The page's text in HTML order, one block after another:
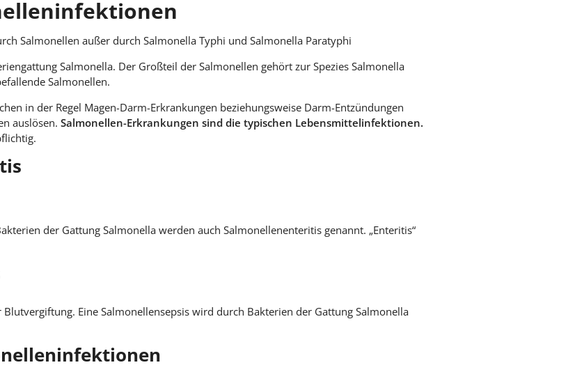
Salmonellen außer durch Salmonella Typhi und Salmonella Paratyphi
Salmonella. Der Großteil der Salmonellen gehört zur Spezies Salmonella
Salmonellen.
in der Regel Magen-Darm-Erkrankungen beziehungsweise Darm-Entzündungen
auslösen. Salmonellen-Erkrankungen sind die typischen Lebensmittelinfektionen.
der Gattung Salmonella werden auch Salmonellenenteritis genannt. „Enteritis“
Blutvergiftung. Eine Salmonellensepsis wird durch Bakterien der Gattung Salmonella